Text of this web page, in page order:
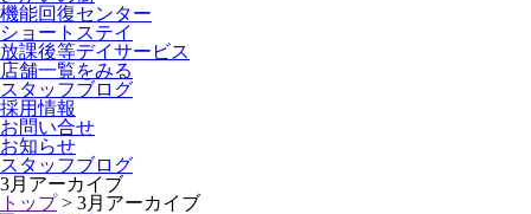
機能回復センター
ショートステイ
放課後等デイサービス
店舗一覧をみる
スタッフブログ
採用情報
お問い合せ
お知らせ
スタッフブログ
3月アーカイブ
トップ> 3月アーカイブ